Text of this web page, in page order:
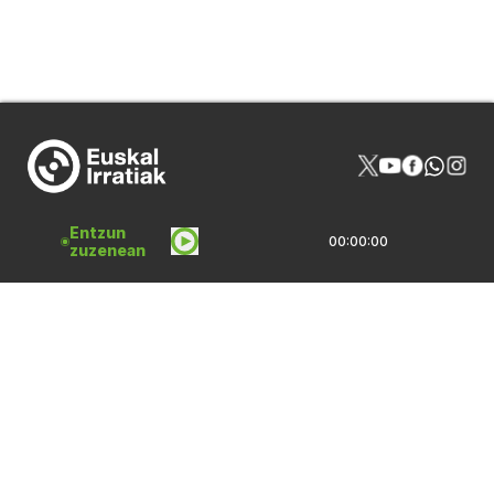
Entzun
zuzenean
00:00:00
NOR GIRA